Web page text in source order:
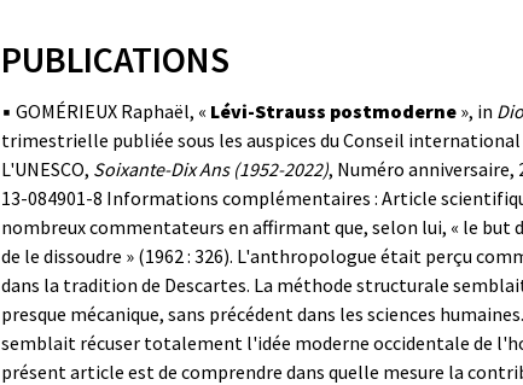
PUBLICATIONS
▪ GOMÉRIEUX Raphaël, « Lévi-Strauss postmoderne », in
trimestrielle publiée sous les auspices du Conseil
L'UNESCO, Soixante-Dix Ans (1952-2022), Numéro anniversaire,
13-084901-8 Informations complémentaires : Article
nombreux commentateurs en affirmant que, selon lui, « le but
de le dissoudre » (1962 : 326). L'anthropologue était perçu
dans la tradition de Descartes. La méthode structurale
presque mécanique, sans précédent dans les sciences
semblait récuser totalement l'idée moderne occidentale de
présent article est de comprendre dans quelle mesure la